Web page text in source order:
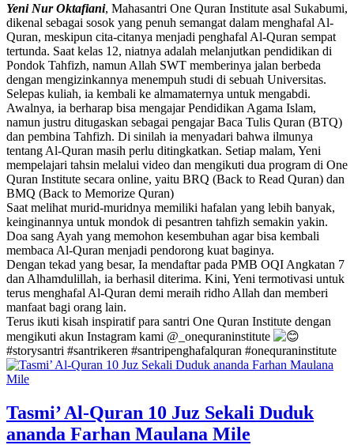
Yeni Nur Oktafiani, Mahasantri One Quran Institute asal Sukabumi,
dikenal sebagai sosok yang penuh semangat dalam menghafal Al-
Quran, meskipun cita-citanya menjadi penghafal Al-Quran sempat
tertunda. Saat kelas 12, niatnya adalah melanjutkan pendidikan di
Pondok Tahfizh, namun Allah SWT memberinya jalan berbeda
dengan mengizinkannya menempuh studi di sebuah Universitas.
Selepas kuliah, ia kembali ke almamaternya untuk mengabdi.
Awalnya, ia berharap bisa mengajar Pendidikan Agama Islam,
namun justru ditugaskan sebagai pengajar Baca Tulis Quran (BTQ)
dan pembina Tahfizh. Di sinilah ia menyadari bahwa ilmunya
tentang Al-Quran masih perlu ditingkatkan. Setiap malam, Yeni
mempelajari tahsin melalui video dan mengikuti dua program di One
Quran Institute secara online, yaitu BRQ (Back to Read Quran) dan
BMQ (Back to Memorize Quran)
Saat melihat murid-muridnya memiliki hafalan yang lebih banyak,
keinginannya untuk mondok di pesantren tahfizh semakin yakin.
Doa sang Ayah yang memohon kesembuhan agar bisa kembali
membaca Al-Quran menjadi pendorong kuat baginya.
Dengan tekad yang besar, Ia mendaftar pada PMB OQI Angkatan 7
dan Alhamdulillah, ia berhasil diterima. Kini, Yeni termotivasi untuk
terus menghafal Al-Quran demi meraih ridho Allah dan memberi
manfaat bagi orang lain.
Terus ikuti kisah inspiratif para santri One Quran Institute dengan
mengikuti akun Instagram kami @_onequraninstitute
#storysantri #santrikeren #santripenghafalquran #onequraninstitute
Tasmi’ Al-Quran 10 Juz Sekali Duduk
ananda Farhan Maulana Mile